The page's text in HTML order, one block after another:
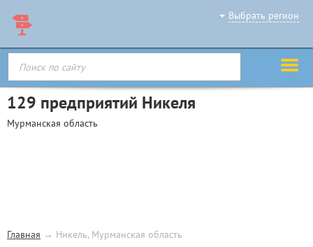
Выбрать регион
129 предприятий Никеля
Мурманская область
Главная → Никель, Мурманская область